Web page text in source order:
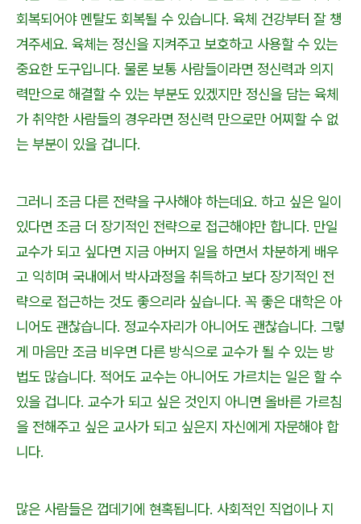
회복되어야 멘탈도 회복될 수 있습니다. 육체 건강부터 잘 챙
겨주세요. 육체는 정신을 지켜주고 보호하고 사용할 수 있는
중요한 도구입니다. 물론 보통 사람들이라면 정신력과 의지
력만으로 해결할 수 있는 부분도 있겠지만 정신을 담는 육체
가 취약한 사람들의 경우라면 정신력 만으로만 어찌할 수 없
는 부분이 있을 겁니다.
그러니 조금 다른 전략을 구사해야 하는데요. 하고 싶은 일이
있다면 조금 더 장기적인 전략으로 접근해야만 합니다. 만일
교수가 되고 싶다면 지금 아버지 일을 하면서 차분하게 배우
고 익히며 국내에서 박사과정을 취득하고 보다 장기적인 전
략으로 접근하는 것도 좋으리라 싶습니다. 꼭 좋은 대학은 아
니어도 괜찮습니다. 정교수자리가 아니어도 괜찮습니다. 그렇
게 마음만 조금 비우면 다른 방식으로 교수가 될 수 있는 방
법도 많습니다. 적어도 교수는 아니어도 가르치는 일은 할 수
있을 겁니다. 교수가 되고 싶은 것인지 아니면 올바른 가르침
을 전해주고 싶은 교사가 되고 싶은지 자신에게 자문해야 합
니다.
많은 사람들은 껍데기에 현혹됩니다. 사회적인 직업이나 지